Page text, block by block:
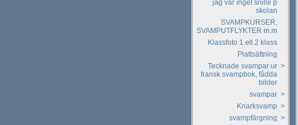
jag var inget snille p
skolan
SVAMPKURSER,
SVAMPUTFLYKTER m.m
Klassfoto 1 ell.2 klass
Plattsättning
Tecknade svampar ur
fransk svampbok, fådda
bilder
>
svampar >
Knarksvamp >
svampfärgning >